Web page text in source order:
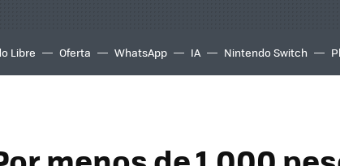
Libre Oferta WhatsApp IA Nintendo Switch